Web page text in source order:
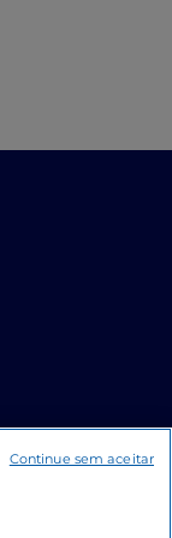
Continue sem aceitar